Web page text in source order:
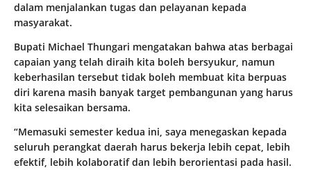
dalam menjalankan tugas dan pelayanan kepada
masyarakat.
Bupati Michael Thungari mengatakan bahwa atas berbagai
capaian yang telah diraih kita boleh bersyukur, namun
keberhasilan tersebut tidak boleh membuat kita berpuas
diri karena masih banyak target pembangunan yang harus
kita selesaikan bersama.
“Memasuki semester kedua ini, saya menegaskan kepada
seluruh perangkat daerah harus bekerja lebih cepat, lebih
efektif, lebih kolaboratif dan lebih berorientasi pada hasil.